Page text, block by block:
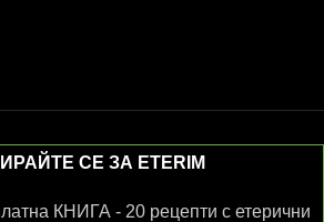
СЕ ЗА ETERIM
КНИГА - 20 рецепти с етерични